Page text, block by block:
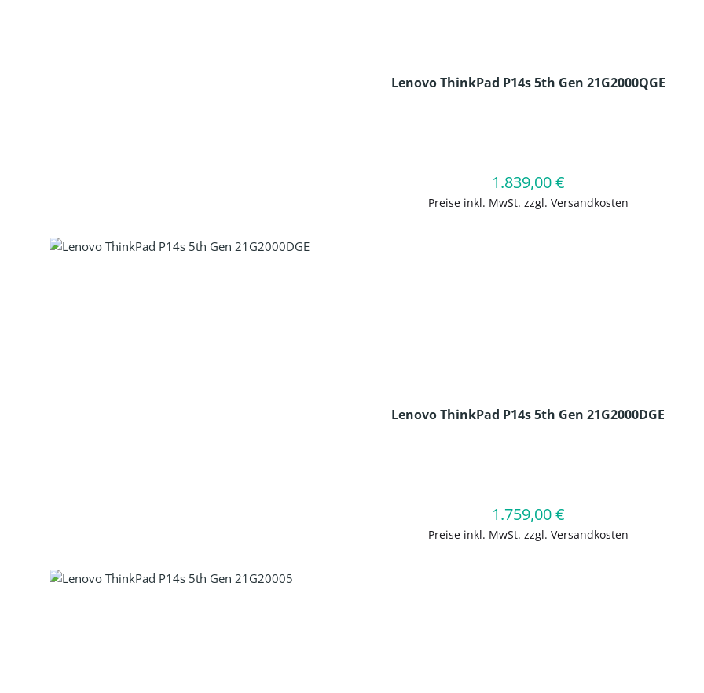
Lenovo ThinkPad P14s 5th Gen 21G2000QGE
Regulärer Preis:
1.839,00 €
Preise inkl. MwSt. zzgl. Versandkosten
In den Warenkorb
Lenovo ThinkPad P14s 5th Gen 21G2000DGE
Regulärer Preis:
1.759,00 €
Preise inkl. MwSt. zzgl. Versandkosten
In den Warenkorb